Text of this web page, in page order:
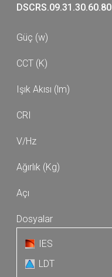
DSCRS.09.31.30.60.80
IES
LDT